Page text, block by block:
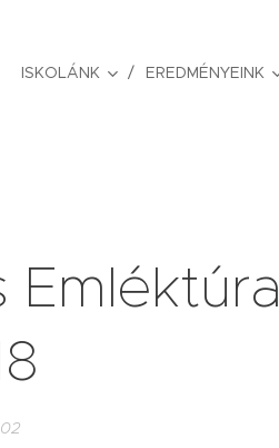
ISKOLÁNK EREDMÉNYEINK
Emléktúra